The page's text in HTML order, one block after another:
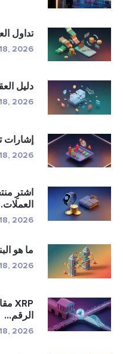
تداول
2026
دليل
2026
إشارات
2026
2026
ما هو
2026
الرقم...
2026